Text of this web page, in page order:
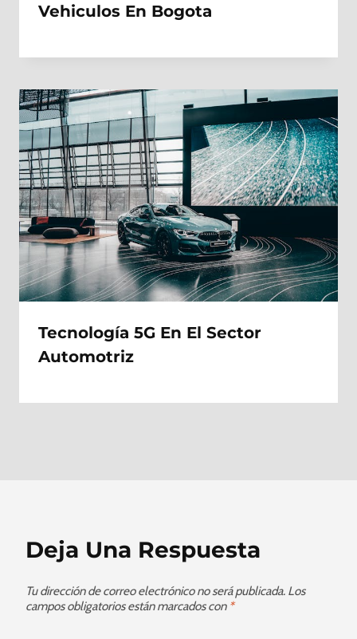
Vehiculos En Bogota
Tecnología 5G En El Sector
Automotriz
Deja Una Respuesta
Tu dirección de correo electrónico no será publicada. Los
campos obligatorios están marcados con *